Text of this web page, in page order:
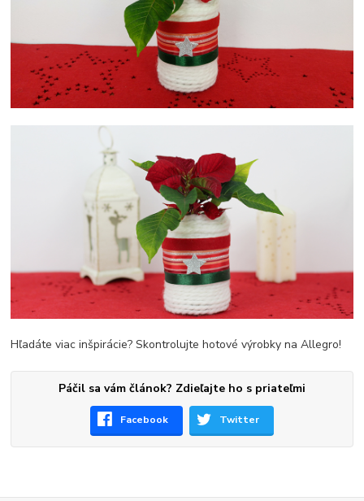
Hľadáte viac inšpirácie? Skontrolujte hotové výrobky na Allegro!
Páčil sa vám článok? Zdieľajte ho s priateľmi
Facebook Twitter